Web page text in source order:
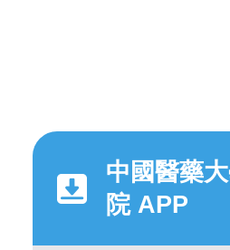
中國醫藥
院 APP